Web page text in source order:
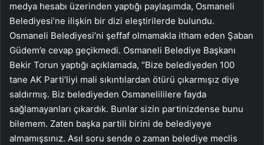
medya hesabı üzerinden yaptığı paylaşımda, Osmaneli
Belediyesi’ne ilişkin bir dizi eleştirilerde bulundu.
Osmaneli Belediyesi’ni şeffaf olmamakla itham eden Şaban
Güdem’e cevap geçikmedi. Osmaneli Belediye Başkanı
Bekir Torun yaptığı açıklamada, “Bize belediyeden 100
tane AK Parti’liyi mali sıkıntılardan ötürü çıkarmışız diye
saldırmış. Biz belediyeden Osmanelililere fayda
sağlamayanları çıkardık. Bunlar sizin partinizdense bunu
bilemem. Zaten başka partili birini de belediyeye
almamışsınız. Asıl soru sende o zaman belediye meclis